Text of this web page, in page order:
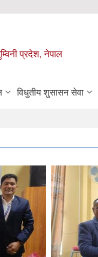
प्रदेश, नेपाल
विधुतीय शुसासन सेवा